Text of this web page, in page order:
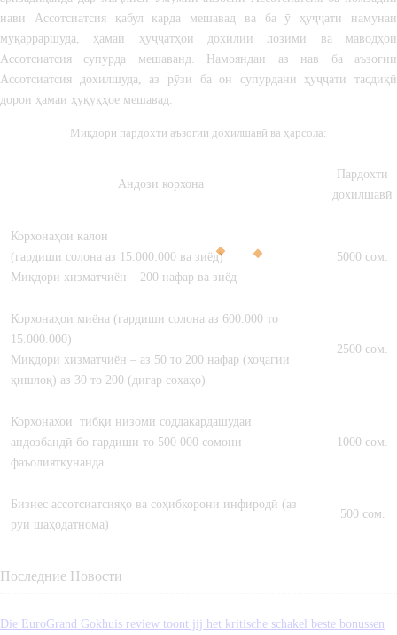
нави Ассотсиатсия қабул карда мешавад ва ба ӯ ҳуҷҷати намунаи
муқарраршуда, ҳамаи ҳуҷҷатҳои дохилии лозимӣ ва маводҳои
Ассотсиатсия супурда мешаванд. Намояндаи аз нав ба аъзогии
Ассотсиатсия дохилшуда, аз рӯзи ба он супурдани ҳуҷҷати тасдиқӣ
дорои ҳамаи ҳуқуқҳое мешавад.
Миқдори пардохти аъзогии дохилшавӣ ва ҳарсола:
Андози корхона
Пардохти
дохилшавӣ
Корхонаҳои калон
(гардиши солона аз 15.000.000 ва зиёд)
Миқдори хизматчиён – 200 нафар ва зиёд
5000 сом.
Корхонаҳои миёна (гардиши солона аз 600.000 то
15.000.000)
Миқдори хизматчиён – аз 50 то 200 нафар (хоҷагии
қишлоқ) аз 30 то 200 (дигар соҳаҳо)
2500 сом.
Корхонахои тибқи низоми соддакардашудаи
андозбандӣ бо гардиши то 500 000 сомони
фаъолияткунанда.
1000 сом.
Бизнес ассотсиатсияҳо ва соҳибкорони инфиродӣ (аз
рӯи шаҳодатнома)
500 сом.
Последние Новости
Die EuroGrand Gokhuis review toont jij het kritische schakel beste bonussen